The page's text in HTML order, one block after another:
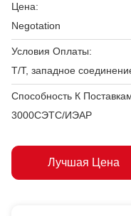
Цена:
Negotation
Условия Оплаты:
Т/Т, западное
Способность К
3000СЭТС/ИЭАР
Лучшая Цена